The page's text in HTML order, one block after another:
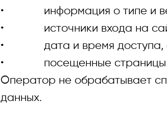
• информация о типе и
• источники входа на
• дата и время доступа,
• посещенные страницы
Оператор не обрабатывает
данных.